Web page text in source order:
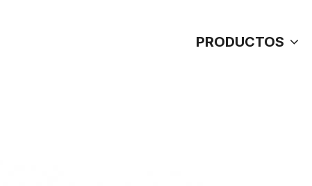
PRODUCTOS